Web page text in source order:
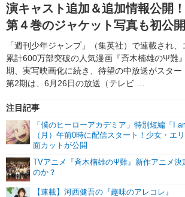
グッズ
声優
舞台
ラキりす
番組・動画一覧
動画
連載・ブログ
連載・ブログ一覧
編集部ブログ・お知らせ
演キャスト追加＆追加情報公開
第４巻のジャケット写真も初公開
「週刊少年ジャンプ」（集英社）で連載され
累計600万部突破の人気漫画『斉木楠雄のΨ難
期、実写映画化に続き、待望の中放送がスター
第2期は、6月26日の放送（テレビ …
注目記事
「僕のヒーローアカデミア」特別短編「I
（月）午前0時に配信スタート！少女・エ
面カットが公開
TVアニメ『斉木楠雄のΨ難』新作アニメ
のか？
【連載】河西健吾の『趣味のアレコレ』